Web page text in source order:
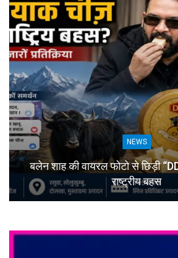
NEWS
बलेन शाह की वायरल फोटो से छिड़ी
राष्ट्रीय बहस